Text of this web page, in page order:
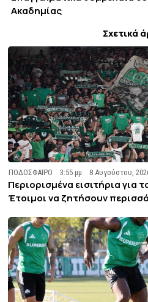
Ακαδημίας
Σχετικά
ΠΟΔΟΣΦΑΙΡΟ 3:55 μμ 8 Αυγούστου,
Περιορισμένα εισιτήρια για
Έτοιμοι να ζητήσουν